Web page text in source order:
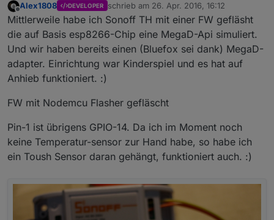
Offline
Alex1808 DEVELOPER schrieb am 26. Apr. 2016, 16:12
zuletzt editiert von
Mittlerweile habe ich Sonoff TH mit einer FW gefläsht
die auf Basis esp8266-Chip eine MegaD-Api simuliert.
Und wir haben bereits einen (Bluefox sei dank) MegaD-
adapter. Einrichtung war Kinderspiel und es hat auf
Anhieb funktioniert. :)
FW mit Nodemcu Flasher gefläscht
Pin-1 ist übrigens GPIO-14. Da ich im Moment noch
keine Temperatur-sensor zur Hand habe, so habe ich
ein Toush Sensor daran gehängt, funktioniert auch. :)